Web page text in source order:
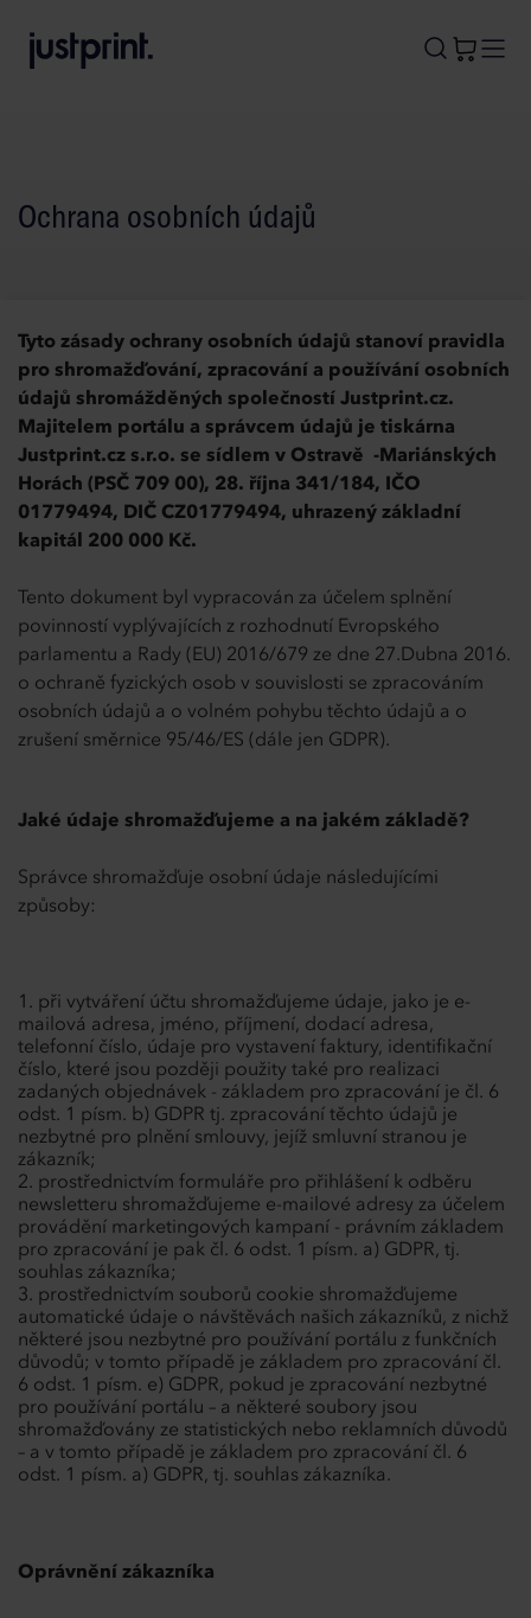
A
Ochrana osobních údajů
Tyto zásady ochrany osobních údajů stanoví pravidla
pro shromažďování, zpracování a používání osobních
údajů shromážděných společností Justprint.cz.
Majitelem portálu a správcem údajů je tiskárna
Justprint.cz s.r.o. se sídlem v Ostravě -Mariánských
Horách (PSČ 709 00), 28. října 341/184, IČO
01779494, DIČ CZ01779494, uhrazený základní
kapitál 200 000 Kč.
Tento dokument byl vypracován za účelem splnění
povinností vyplývajících z rozhodnutí Evropského
parlamentu a Rady (EU) 2016/679 ze dne 27.Dubna 2016.
o ochraně fyzických osob v souvislosti se zpracováním
osobních údajů a o volném pohybu těchto údajů a o
zrušení směrnice 95/46/ES (dále jen GDPR).
Jaké údaje shromažďujeme a na jakém základě?
Správce shromažďuje osobní údaje následujícími
způsoby:
při vytváření účtu shromažďujeme údaje, jako je e-
mailová adresa, jméno, příjmení, dodací adresa,
telefonní číslo, údaje pro vystavení faktury, identifikační
číslo, které jsou později použity také pro realizaci
zadaných objednávek - základem pro zpracování je čl. 6
odst. 1 písm. b) GDPR tj. zpracování těchto údajů je
nezbytné pro plnění smlouvy, jejíž smluvní stranou je
zákazník;
prostřednictvím formuláře pro přihlášení k odběru
newsletteru shromažďujeme e-mailové adresy za účelem
provádění marketingových kampaní - právním základem
pro zpracování je pak čl. 6 odst. 1 písm. a) GDPR, tj.
souhlas zákazníka;
prostřednictvím souborů cookie shromažďujeme
automatické údaje o návštěvách našich zákazníků, z nichž
některé jsou nezbytné pro používání portálu z funkčních
důvodů; v tomto případě je základem pro zpracování čl.
6 odst. 1 písm. e) GDPR, pokud je zpracování nezbytné
pro používání portálu – a některé soubory jsou
shromažďovány ze statistických nebo reklamních důvodů
– a v tomto případě je základem pro zpracování čl. 6
odst. 1 písm. a) GDPR, tj. souhlas zákazníka.
Oprávnění zákazníka